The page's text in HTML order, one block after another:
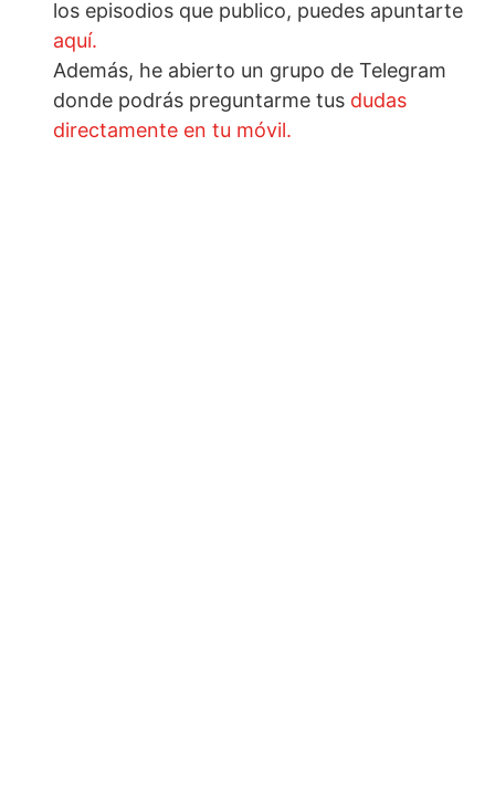
los episodios que publico, puedes apuntarte
aquí.
Además, he abierto un grupo de Telegram
donde podrás preguntarme tus dudas
directamente en tu móvil.